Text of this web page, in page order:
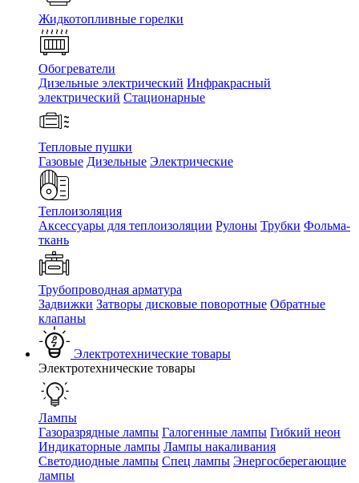
Жидкотопливные горелки
Обогреватели
Дизельные электрический Инфракрасный
электрический Стационарные
Тепловые пушки
Газовые Дизельные Электрические
Теплоизоляция
Аксессуары для теплоизоляции Рулоны Трубки Фольма-
ткань
Трубопроводная арматура
Задвижки Затворы дисковые поворотные Обратные
клапаны
Электротехнические товары
Электротехнические товары
Лампы
Газоразрядные лампы Галогенные лампы Гибкий неон
Индикаторные лампы Лампы накаливания
Светодиодные лампы Спец лампы Энергосберегающие
лампы